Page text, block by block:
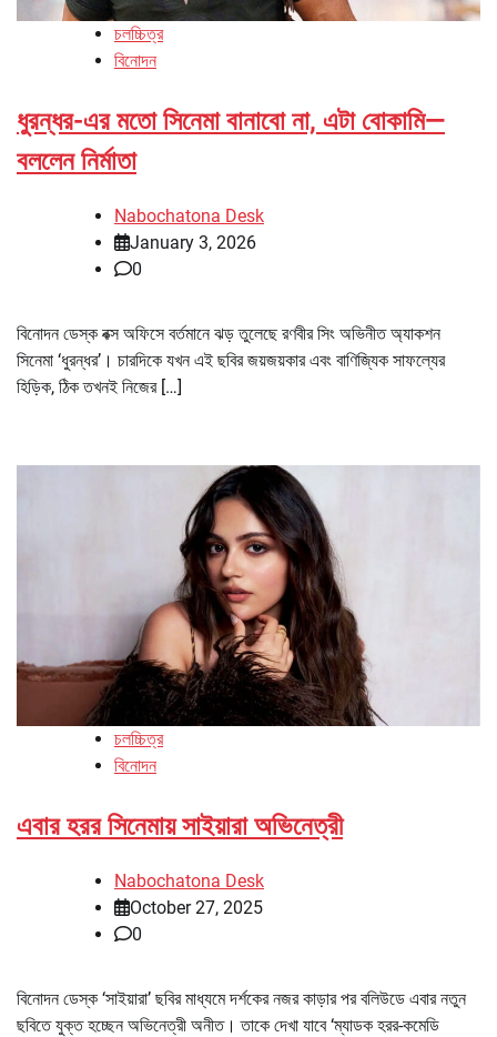
চলচ্চিত্র
বিনোদন
ধুরন্ধর-এর মতো সিনেমা বানাবো না, এটা বোকামি—
বললেন নির্মাতা
Nabochatona Desk
January 3, 2026
0
বিনোদন ডেস্ক বক্স অফিসে বর্তমানে ঝড় তুলেছে রণবীর সিং অভিনীত অ্যাকশন
সিনেমা ‘ধুরন্ধর’। চারদিকে যখন এই ছবির জয়জয়কার এবং বাণিজ্যিক সাফল্যের
হিড়িক, ঠিক তখনই নিজের […]
চলচ্চিত্র
বিনোদন
এবার হরর সিনেমায় সাইয়ারা অভিনেত্রী
Nabochatona Desk
October 27, 2025
0
বিনোদন ডেস্ক ‘সাইয়ারা’ ছবির মাধ্যমে দর্শকের নজর কাড়ার পর বলিউডে এবার নতুন
ছবিতে যুক্ত হচ্ছেন অভিনেত্রী অনীত। তাকে দেখা যাবে ‘ম্যাডক হরর-কমেডি